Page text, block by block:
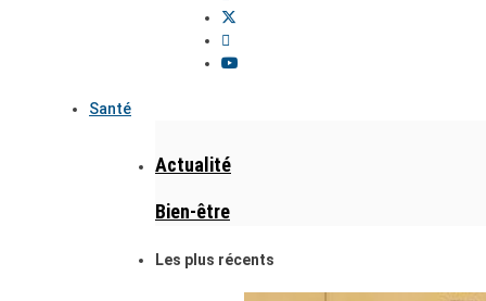
Santé
Actualité
Bien-être
Les plus récents